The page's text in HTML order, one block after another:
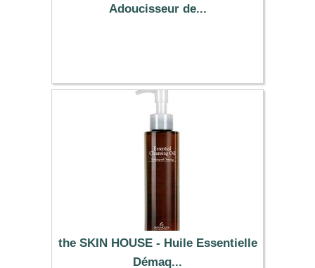
Adoucisseur de...
the SKIN HOUSE - Huile Essentielle
Démaq...